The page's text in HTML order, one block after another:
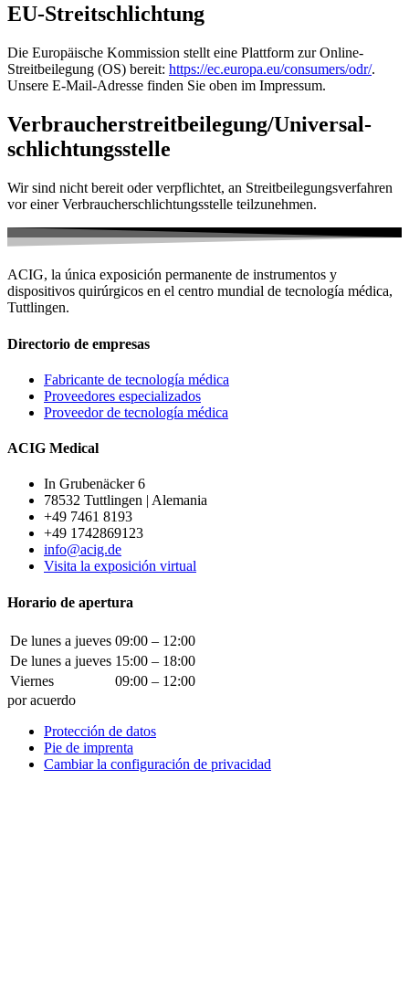
EU-Streitschlichtung
Die Europäische Kommission stellt eine Plattform zur Online-
Streitbeilegung (OS) bereit: https://ec.europa.eu/consumers/odr/.
Unsere E-Mail-Adresse finden Sie oben im Impressum.
Verbraucher­streit­beilegung/Universal­
schlichtungs­stelle
Wir sind nicht bereit oder verpflichtet, an Streitbeilegungsverfahren
vor einer Verbraucherschlichtungsstelle teilzunehmen.
ACIG, la única exposición permanente de instrumentos y
dispositivos quirúrgicos en el centro mundial de tecnología médica,
Tuttlingen.
Directorio de empresas
Fabricante de tecnología médica
Proveedores especializados
Proveedor de tecnología médica
ACIG Medical
In Grubenäcker 6
78532 Tuttlingen | Alemania
+49 7461 8193
+49 1742869123
info@acig.de
Visita la exposición virtual
Horario de apertura
De lunes a jueves 09:00 – 12:00
De lunes a jueves 15:00 – 18:00
Viernes
09:00 – 12:00
por acuerdo
Protección de datos
Pie de imprenta
Cambiar la configuración de privacidad